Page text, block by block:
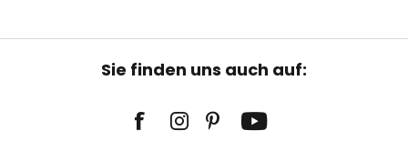
Sie finden uns auch auf: